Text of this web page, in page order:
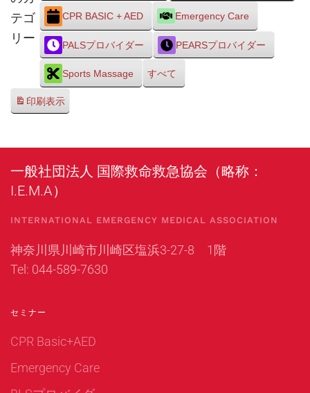
テゴ
リー
CPR BASIC + AED Emergency Care
PALSプロバイダー PEARSプロバイダー
Sports Massage すべて
印刷表示
一般社団法人 国際救命救急協会（略称：
I.E.M.A）
INTERNATIONAL EMERGENCY MEDICAL ASSOCIATION
神奈川県川崎市川崎区塩浜3-27-8 1階
Tel: 044-589-7630
セミナー
CPR Basic+AED
Emergency Care